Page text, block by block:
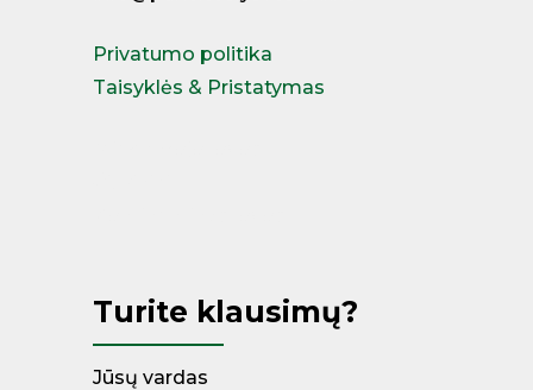
Privatumo politika
Taisyklės & Pristatymas
Turite klausimų?
Jūsų vardas